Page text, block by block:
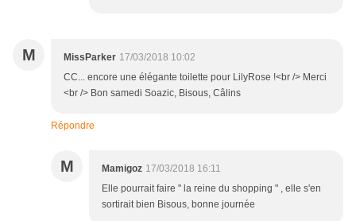
M MissParker 17/03/2018 10:02
CC... encore une élégante toilette pour LilyRose !<br /> Merci
<br /> Bon samedi Soazic, Bisous, Câlins
Répondre
M Mamigoz 17/03/2018 16:11
Elle pourrait faire " la reine du shopping " , elle s'en
sortirait bien Bisous, bonne journée